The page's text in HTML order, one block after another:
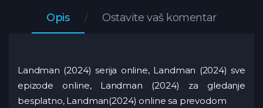
Opis Ostavite vaš komentar
Landman (2024) serija online, Landman (2024) sve
epizode online, Landman (2024) za gledanje
besplatno, Landman(2024) online sa prevodom